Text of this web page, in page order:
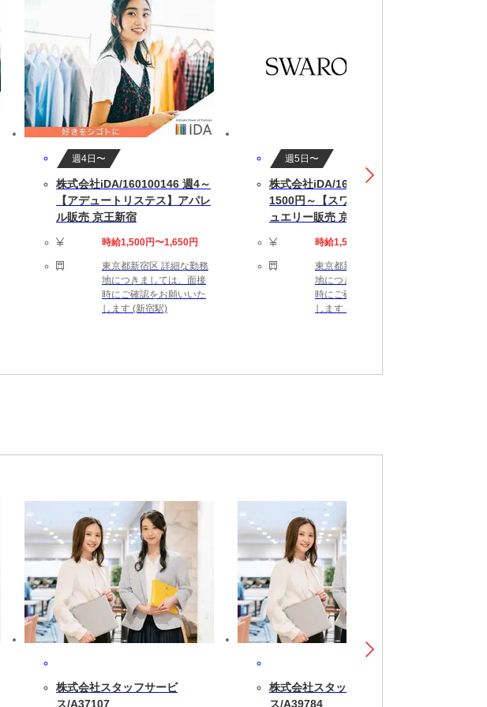
週4日〜
株式会社iDA/160100146 週4～
【アデュートリステス】アパレ
ル販売 京王新宿
時給1,500円〜1,650円
東京都新宿区 詳細な勤務
地につきましては、面接
時にご確認をお願いいた
します (新宿駅)
週5日〜
株式会社iDA/160100010 時給
1500円～【スワロフスキー】ジ
ュエリー販売 京王新宿
時給1,500円〜1,600円
東京都新宿区 詳細な勤務
地につきましては、面接
時にご確認をお願いいた
します (新宿駅)
株式会社スタッフサービ
ス/A37107
株式会社スタッフサービ
ス/A39784